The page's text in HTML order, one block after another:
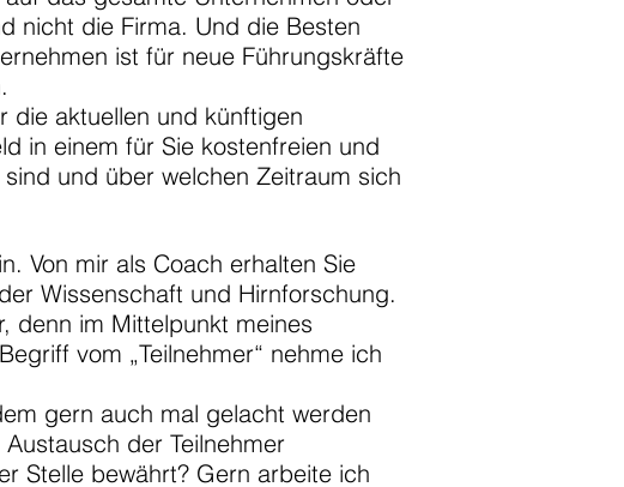
nicht die Firma. Und die Besten
ist für neue Führungskräfte
die aktuellen und künftigen
in einem für Sie kostenfreien und
und über welchen Zeitraum sich
Von mir als Coach erhalten Sie
Wissenschaft und Hirnforschung.
denn im Mittelpunkt meines
vom „Teilnehmer“ nehme ich
gern auch mal gelacht werden
der Teilnehmer
Stelle bewährt? Gern arbeite ich